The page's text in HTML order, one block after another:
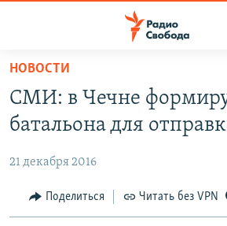
упрощенного
доступа
Вернуться
основному
Вернутся
ПОДКАСТЫ
ЦИТАТЫ СВОБОДЫ
МНЕНИЯ
НОВОСТИ
СМИ: в Чечне
батальона для
21 декабря 2016
Поделиться Читать без VPN